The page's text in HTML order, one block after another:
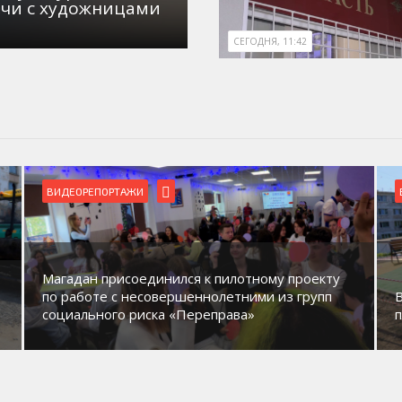
с художницами
СЕГОДНЯ, 11:42
БЛАГОУСТРОЙСТВО ВИДЕОРЕПОРТАЖИ
В Магадане идет обустройство новых детских
площадок в микрорайонах.